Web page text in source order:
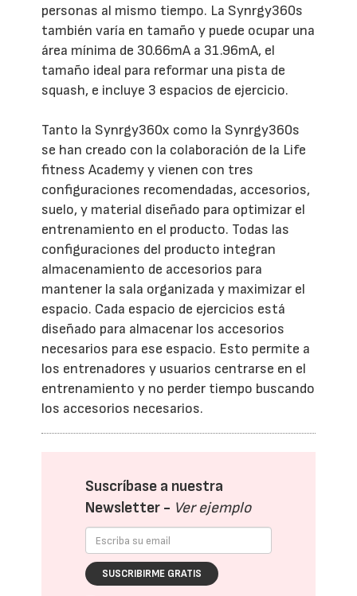
personas al mismo tiempo. La Synrgy360s
también varía en tamaño y puede ocupar una
área mínima de 30.66mA a 31.96mA, el
tamaño ideal para reformar una pista de
squash, e incluye 3 espacios de ejercicio.
Tanto la Synrgy360x como la Synrgy360s
se han creado con la colaboración de la Life
fitness Academy y vienen con tres
configuraciones recomendadas, accesorios,
suelo, y material diseñado para optimizar el
entrenamiento en el producto. Todas las
configuraciones del producto integran
almacenamiento de accesorios para
mantener la sala organizada y maximizar el
espacio. Cada espacio de ejercicios está
diseñado para almacenar los accesorios
necesarios para ese espacio. Esto permite a
los entrenadores y usuarios centrarse en el
entrenamiento y no perder tiempo buscando
los accesorios necesarios.
Suscríbase a nuestra
Newsletter - Ver ejemplo
SUSCRIBIRME GRATIS